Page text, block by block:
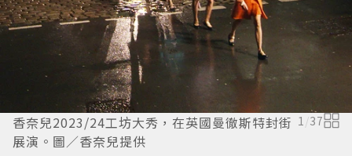
香奈兒2023/24工坊大秀，在英國曼徹斯特封街
展演。圖／香奈兒提供
1 /37